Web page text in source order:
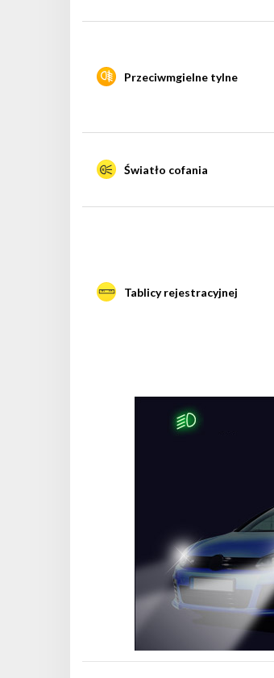
Przeciwmgielne tylne
Światło cofania
Tablicy rejestracyjnej